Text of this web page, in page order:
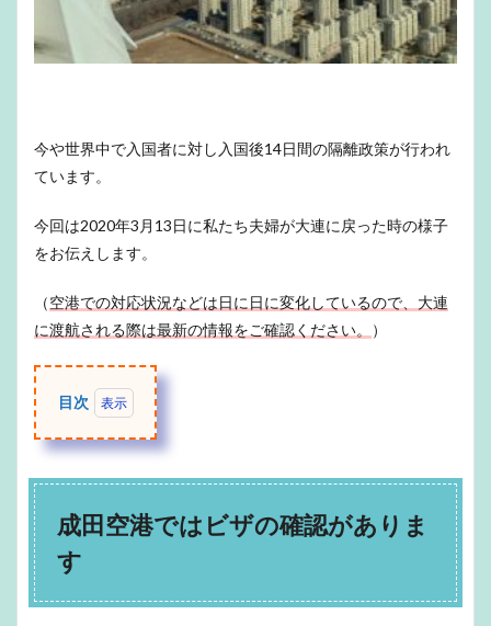
今や世界中で入国者に対し入国後14日間の隔離政策が行われ
ています。
今回は2020年3月13日に私たち夫婦が大連に戻った時の様子
をお伝えします。
（空港での対応状況などは日に日に変化しているので、大連
に渡航される際は最新の情報をご確認ください。
）
目次
成田
ビザ
の確
認が
あり
成田空港ではビザの確認がありま
す